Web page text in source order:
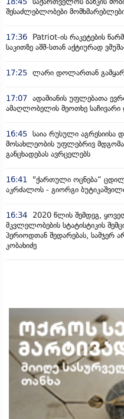
შესაძლებლობები
17:36
Patriot-ის რაკეტების
საკითზე აშშ-სთან აქტიურად
17:25 ლარი დოლართან
17:07 ადამიანის უფლებათა
ამაღლობელის მეოთხე საჩივარი
16:45 საია რუსული
მოსახლეობის უფლებრივ
განცხადებას ავრცელებს
16:41
"ქართული ოცნება“
აკრძალოს - გიორგი
16:34
2020 წლის შემდეგ,
მკვლელობების სტატისტიკის
პერიოდთან შედარებას, სამჯერ
კობახიძე